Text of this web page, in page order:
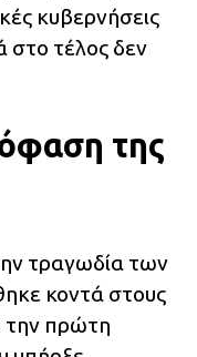
κυβερνήσεις
στο τέλος δεν
της
τραγωδία των
κοντά στους
την πρώτη